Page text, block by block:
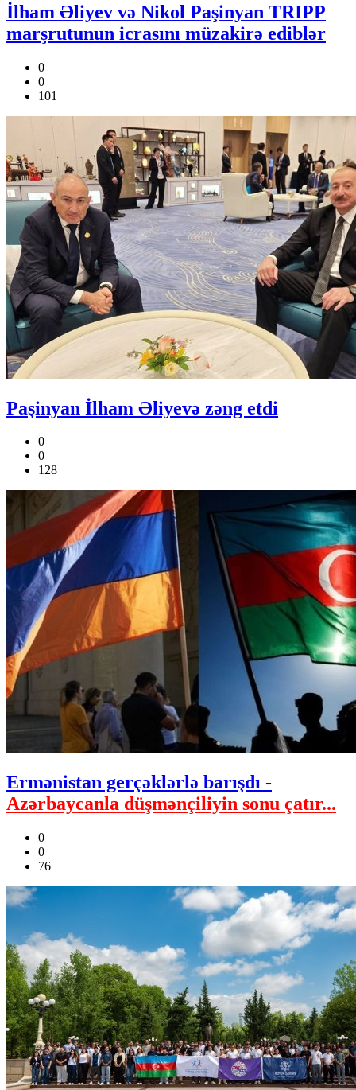
İlham Əliyev və Nikol Paşinyan TRIPP
marşrutunun icrasını müzakirə ediblər
0
0
101
Paşinyan İlham Əliyevə zəng etdi
0
0
128
Ermənistan gerçəklərlə barışdı -
Azərbaycanla düşmənçiliyin sonu çatır...
0
0
76